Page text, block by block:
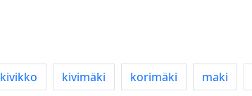
kivikko kivimäki korimäki maki